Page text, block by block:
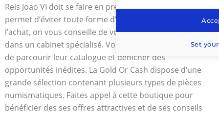
Reis Joao VI doit se faire en présence d’experts. Cela
permet d’éviter toute forme d’escroqueries. Pour
l’achat, on vous conseille de vous rendre directement
dans un cabinet spécialisé. Vous aurez ainsi l’occasion
de parcourir leur catalogue et dénicher des
opportunités inédites. La Gold Or Cash dispose d’une
grande sélection contenant plusieurs types de pièces
numismatiques. Faites appel à cette boutique pour
bénéficier des ses offres attractives et de ses conseils
Set